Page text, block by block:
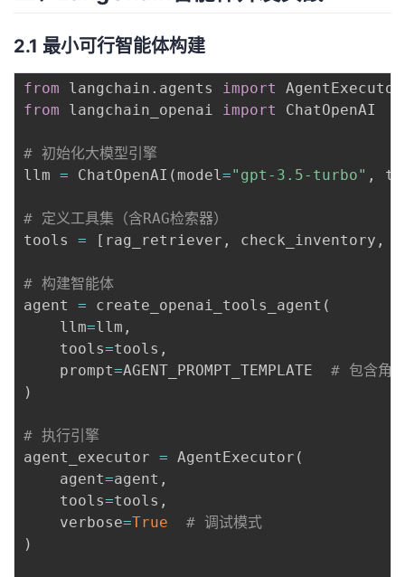
2.1 最小可行智能体构建
from langchain . agents import AgentExecutor
from langchain_openai import ChatOpenAI
# 初始化大模型引擎
llm = ChatOpenAI ( model="gpt-3.5-turbo" ,
# 定义工具集（含RAG检索器）
tools = [ rag_retriever , check_inventory ,
# 构建智能体
agent = create_openai_tools_agent (
    llm
=llm ,
    tools
=tools ,
    prompt
=AGENT_PROMPT_TEMPLATE # 包含角
)
# 执行引擎
agent_executor = AgentExecutor (
    agent
=agent ,
    tools
=tools ,
    verbose
=True
# 调试模式
)